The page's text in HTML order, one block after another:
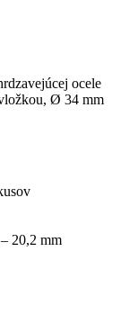
ocele
Ø 34 mm
20,2 mm